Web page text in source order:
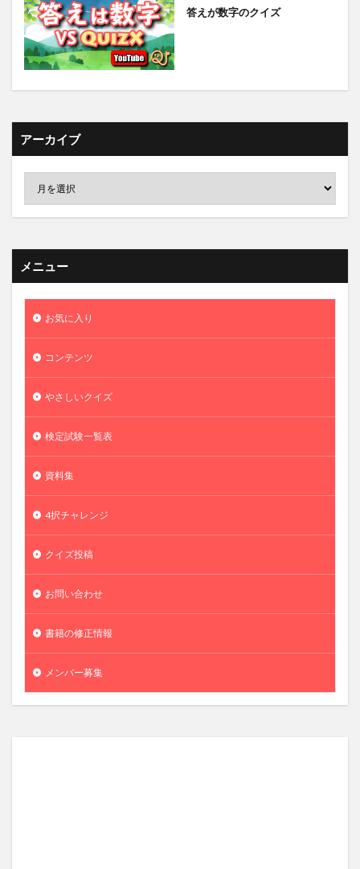
答えが数字のクイズ
アーカイブ
メニュー
お気に入り
コンテンツ
やさしいクイズ
検定試験一覧表
資料集
4択チャレンジ
クイズ投稿
お問い合わせ
書籍の修正情報
メンバー募集